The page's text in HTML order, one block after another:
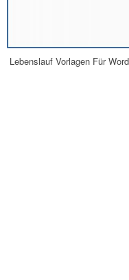
Lebenslauf Vorlagen Für